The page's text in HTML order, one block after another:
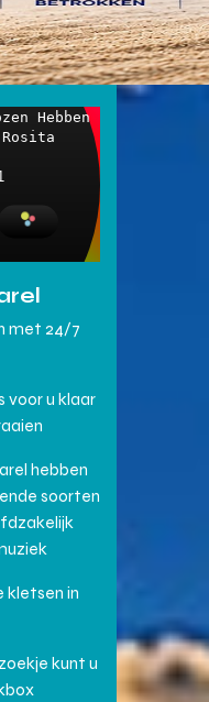
met 24/7
voor u klaar
hebben
soorten
kletsen in
kunt u